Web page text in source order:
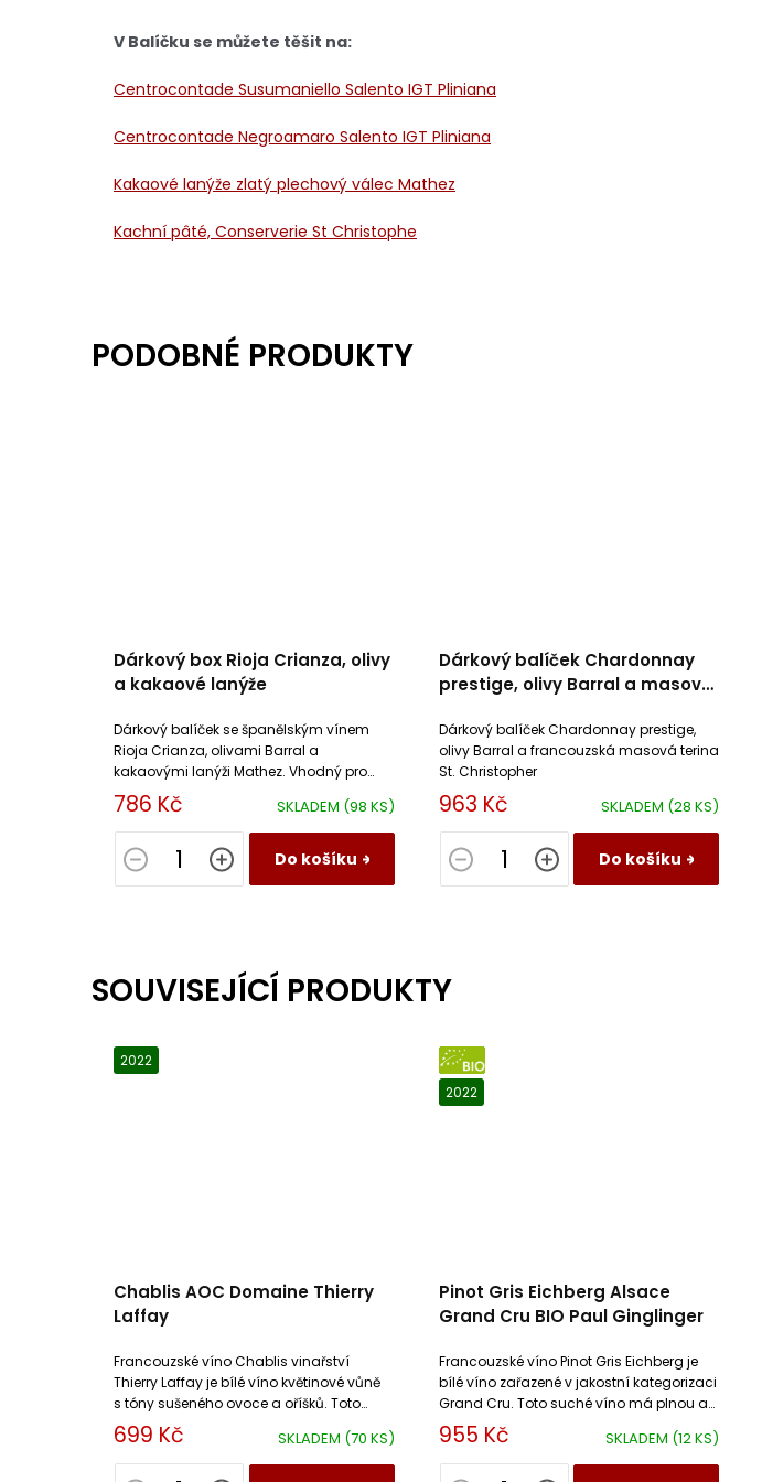
V Balíčku se můžete těšit na:
Centrocontade Susumaniello Salento IGT Pliniana
Centrocontade Negroamaro Salento IGT Pliniana
Kakaové lanýže zlatý plechový válec Mathez
Kachní pâté, Conserverie St Christophe
Dárkový box Rioja Crianza, olivy
a kakaové lanýže
SKLADEM (98 KS)
786 Kč
Do košíku
Dárkový balíček se španělským vínem
Rioja Crianza, olivami Barral a
kakaovými lanýži Mathez. Vhodný pro
jakoukoliv příležitost.
Dárkový balíček Chardonnay
prestige, olivy Barral a masová
SKLADEM (28 KS)
963 Kč
Do košíku
Dárkový balíček Chardonnay prestige,
olivy Barral a francouzská masová terina
St. Christopher
SOUVISEJÍCÍ PRODUKTY
2022
Chablis AOC Domaine Thierry
Laffay
SKLADEM (70 KS)
699 Kč
Francouzské víno Chablis vinařství
Thierry Laffay je bílé víno květinové vůně
s tóny sušeného ovoce a oříšků. Toto
suché víno má pevnou minerální texturu.
BIO
2022
Pinot Gris Eichberg Alsace
Grand Cru BIO Paul Ginglinger
SKLADEM (12 KS)
955 Kč
Francouzské víno Pinot Gris Eichberg je
bílé víno zařazené v jakostní kategorizaci
Grand Cru. Toto suché víno má plnou a
silnou chut s příjemnou kyselinou.